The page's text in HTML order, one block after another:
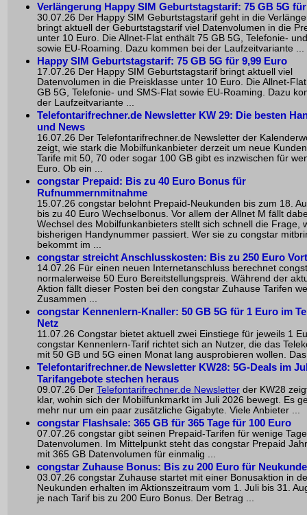
Verlängerung Happy SIM Geburtstagstarif: 75 GB 5G
30.07.26 Der Happy SIM Geburtstagstarif geht in die
bringt aktuell der Geburtstagstarif viel Datenvolumen in die
unter 10 Euro. Die Allnet-Flat enthält 75 GB 5G, Telefonie-
sowie EU-Roaming. Dazu kommen bei der Laufzeitvariante ...
Happy SIM Geburtstagstarif: 75 GB 5G für 9,99 Euro
17.07.26 Der Happy SIM Geburtstagstarif bringt aktuell viel
Datenvolumen in die Preisklasse unter 10 Euro. Die Allnet-
GB 5G, Telefonie- und SMS-Flat sowie EU-Roaming. Dazu
der Laufzeitvariante ...
Telefontarifrechner.de Newsletter KW 29: Die besten
und News
16.07.26 Der Telefontarifrechner.de Newsletter der
zeigt, wie stark die Mobilfunkanbieter derzeit um neue
Tarife mit 50, 70 oder sogar 100 GB gibt es inzwischen für
Euro. Ob ein ...
congstar Prepaid: Bis zu 40 Euro Bonus für
Rufnummernmitnahme
15.07.26 congstar belohnt Prepaid-Neukunden bis zum 18.
bis zu 40 Euro Wechselbonus. Vor allem der Allnet M fällt
Wechsel des Mobilfunkanbieters stellt sich schnell die Frage,
bisherigen Handynummer passiert. Wer sie zu congstar
bekommt im ...
congstar streicht Anschlusskosten: Bis zu 250 Euro
14.07.26 Für einen neuen Internetanschluss berechnet
normalerweise 50 Euro Bereitstellungspreis. Während der
Aktion fällt dieser Posten bei den congstar Zuhause Tarifen
Zusammen ...
congstar Kennenlern-Knaller: 50 GB 5G für 1 Euro im
Netz
11.07.26 Congstar bietet aktuell zwei Einstiege für jeweils 1
congstar Kennenlern-Tarif richtet sich an Nutzer, die das
mit 50 GB und 5G einen Monat lang ausprobieren wollen.
Telefontarifrechner.de Newsletter KW28: 5G-Deals im
Tarifangebote stechen heraus
09.07.26 Der Telefontarifrechner.de Newsletter der KW28
klar, wohin sich der Mobilfunkmarkt im Juli 2026 bewegt. Es
mehr nur um ein paar zusätzliche Gigabyte. Viele Anbieter ...
congstar Flashsale: 365 GB für 365 Tage für 100 Euro
07.07.26 congstar gibt seinen Prepaid-Tarifen für wenige
Datenvolumen. Im Mittelpunkt steht das congstar Prepaid
mit 365 GB Datenvolumen für einmalig ...
congstar Zuhause Bonus: Bis zu 200 Euro für
03.07.26 congstar Zuhause startet mit einer Bonusaktion in
Neukunden erhalten im Aktionszeitraum vom 1. Juli bis 31.
je nach Tarif bis zu 200 Euro Bonus. Der Betrag ...